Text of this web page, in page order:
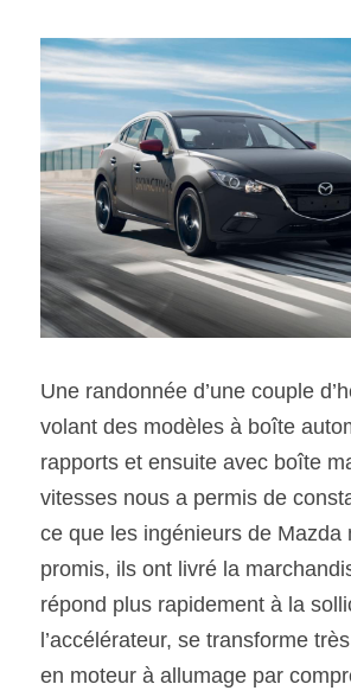
Une randonnée d’une couple
volant des modèles à boîte
rapports et ensuite avec boîte
vitesses nous a permis de
ce que les ingénieurs de Mazda
promis, ils ont livré la
répond plus rapidement à la
l’accélérateur, se transforme
en moteur à allumage par